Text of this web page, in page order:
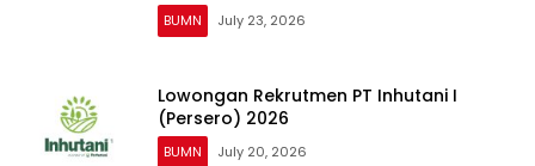
BUMN July 23, 2026
Lowongan Rekrutmen PT Inhutani I
(Persero) 2026
BUMN July 20, 2026